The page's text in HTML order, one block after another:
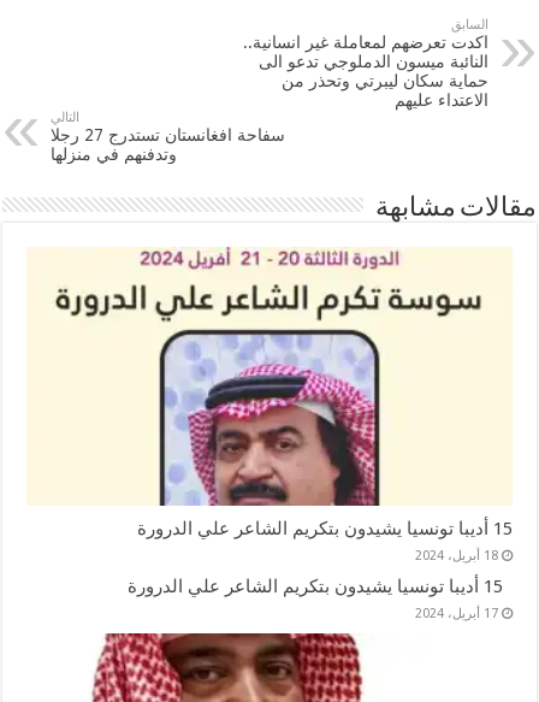
السابق
اكدت تعرضهم لمعاملة غير انسانية..
النائبة ميسون الدملوجي تدعو الى
حماية سكان ليبرتي وتحذر من
الاعتداء عليهم
التالي
سفاحة افغانستان تستدرج 27 رجلا
وتدفنهم في منزلها
مقالات مشابهة
15 أديبا تونسيا يشيدون بتكريم الشاعر علي الدرورة
18 أبريل، 2024
17 أبريل، 2024